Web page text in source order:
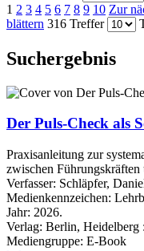
1 2 3 4 5 6 7 8 9 10 Zur
blättern 316 Treffer
Suchergebnis
Der Puls-Check als
Praxisanleitung zur
zwischen
Verfasser: Schläpfer,
Medienkennzeichen:
Jahr: 2026.
Verlag: Berlin, Heidelberg
Mediengruppe: E-Book